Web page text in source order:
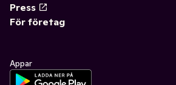
Press
För företag
Appar